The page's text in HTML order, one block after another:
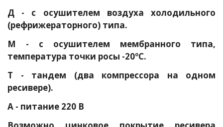
Д - с осушителем воздуха холодильного
(рефрижераторного) типа.
М - с осушителем мембранного типа,
температура точки росы -20ºС.
Т - тандем (два компрессора на одном
ресивере).
А - питание 220 В